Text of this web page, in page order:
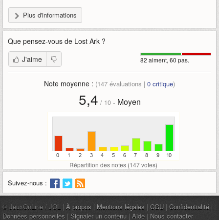
Plus d'informations
Que pensez-vous de Lost Ark ?
82 aiment, 60 pas.
J'aime
Note moyenne : (147 évaluations | 0 critique)
5,4 / 10- Moyen
Répartition des notes (147votes)
Suivez-nous :
© JeuxOnLine / JOL | À propos | Mentions légales | CGU | Confidentialité |
Données personnelles | Signaler un contenu | Aide | Nous contacter